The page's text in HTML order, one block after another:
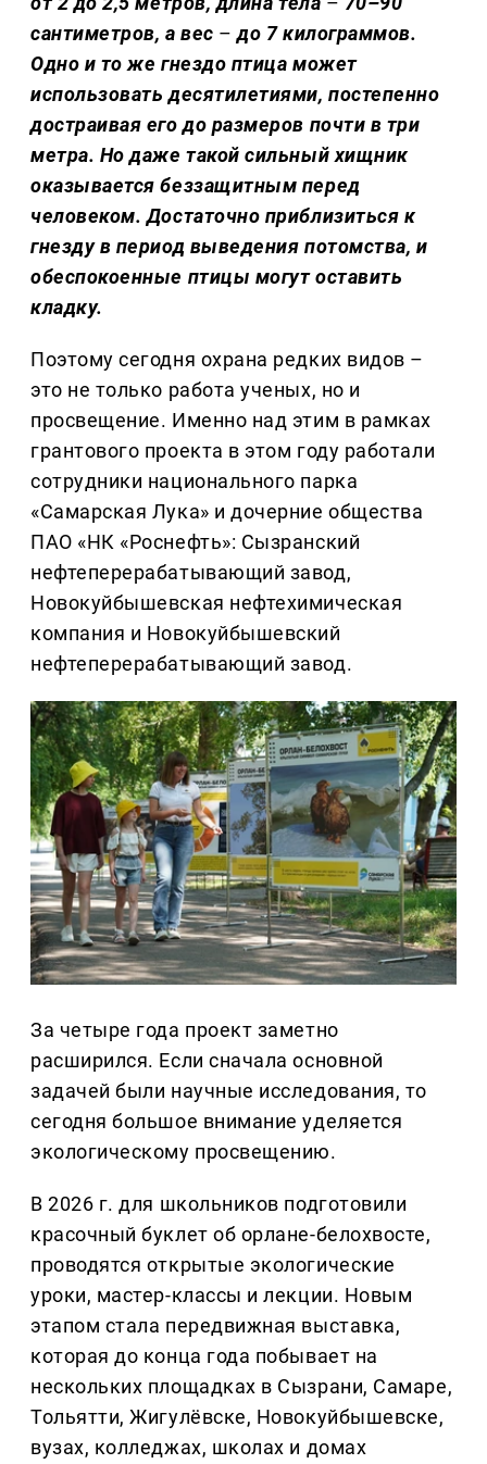
сантиметров, а вес – до 7 килограммов.
Одно и то же гнездо птица может
использовать десятилетиями, постепенно
достраивая его до размеров почти в три
метра. Но даже такой сильный хищник
оказывается беззащитным перед
человеком. Достаточно приблизиться к
гнезду в период выведения потомства, и
обеспокоенные птицы могут оставить
кладку.
Поэтому сегодня охрана редких видов –
это не только работа ученых, но и
просвещение. Именно над этим в рамках
грантового проекта в этом году работали
сотрудники национального парка
«Самарская Лука» и дочерние общества
ПАО «НК «Роснефть»: Сызранский
нефтеперерабатывающий завод,
Новокуйбышевская нефтехимическая
компания и Новокуйбышевский
нефтеперерабатывающий завод.
За четыре года проект заметно
расширился. Если сначала основной
задачей были научные исследования, то
сегодня большое внимание уделяется
экологическому просвещению.
В 2026 г. для школьников подготовили
красочный буклет об орлане-белохвосте,
проводятся открытые экологические
уроки, мастер-классы и лекции. Новым
этапом стала передвижная выставка,
которая до конца года побывает на
нескольких площадках в Сызрани, Самаре,
Тольятти, Жигулёвске, Новокуйбышевске,
вузах, колледжах, школах и домах